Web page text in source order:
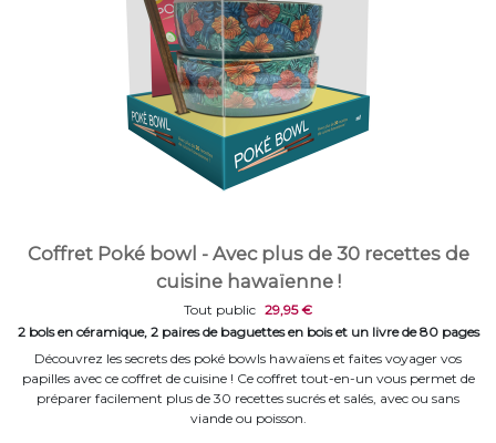
Coffret Poké bowl - Avec plus de 30 recettes de
cuisine hawaïenne !
Tout public 29,95 €
2 bols en céramique, 2 paires de baguettes en bois et un livre de 80 pages
Découvrez les secrets des poké bowls hawaïens et faites voyager vos
papilles avec ce coffret de cuisine ! Ce coffret tout-en-un vous permet de
préparer facilement plus de 30 recettes sucrés et salés, avec ou sans
viande ou poisson.